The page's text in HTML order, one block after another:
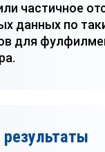
частичное
данных по
для